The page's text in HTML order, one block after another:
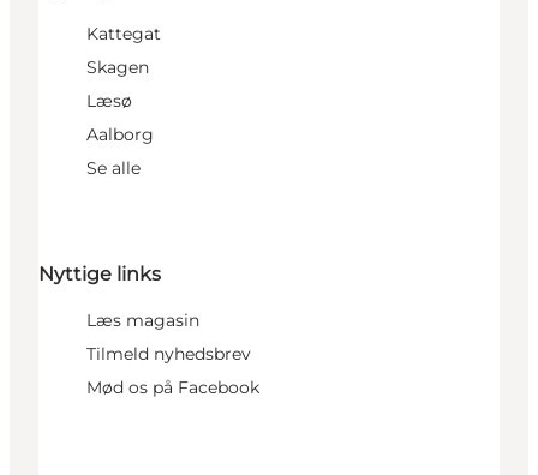
Kattegat
Skagen
Læsø
Aalborg
Se alle
Nyttige links
Læs magasin
Tilmeld nyhedsbrev
Mød os på Facebook